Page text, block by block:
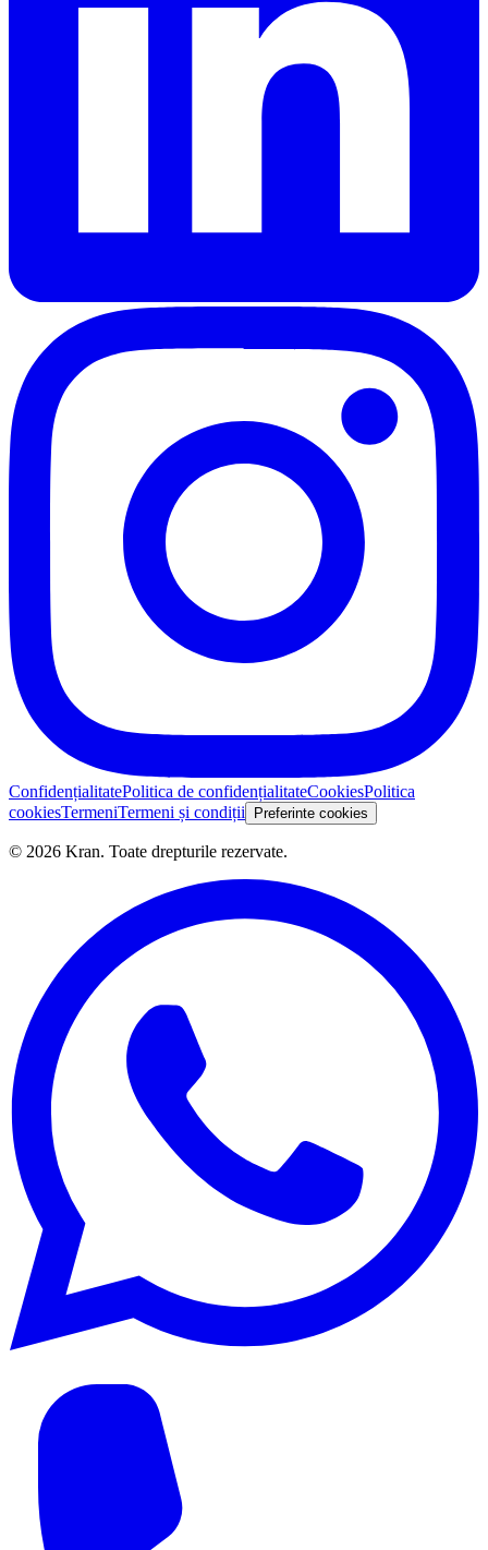
ConfidențialitatePolitica de confidențialitateCookiesPolitica
cookiesTermeniTermeni și condiții Preferinte cookies
© 2026 Kran. Toate drepturile rezervate.